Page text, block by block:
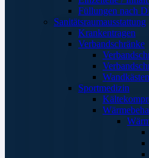
Füllungen nach
Sanitätsraumausstattung
Krankentragen
Verbandschränke
Sportmedizin